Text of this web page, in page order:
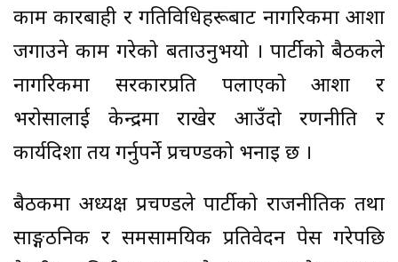
काम कारबाही र गतिविधिहरूबाट नागरिकमा आशा
जगाउने काम गरेको बताउनुभयो । पार्टीको बैठकले
नागरिकमा सरकारप्रति पलाएको आशा र
भरोसालाई केन्द्रमा राखेर आउँदो रणनीति र
कार्यदिशा तय गर्नुपर्ने प्रचण्डको भनाइ छ ।
बैठकमा अध्यक्ष प्रचण्डले पार्टीको राजनीतिक तथा
साङ्गठनिक र समसामयिक प्रतिवेदन पेस गरेपछि